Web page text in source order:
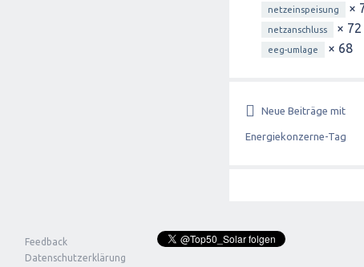
netzeinspeisung ×
netzanschluss × 72
eeg-umlage × 68
Neue Beiträge mit
Energiekonzerne-Tag
Feedback
Datenschutzerklärung